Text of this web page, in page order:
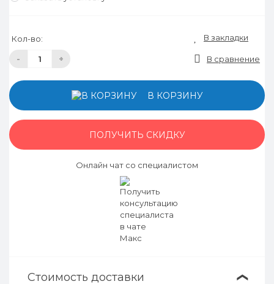
Кол-во:
- +
В закладки
В сравнение
В КОРЗИНУ
ПОЛУЧИТЬ СКИДКУ
Онлайн чат со специалистом
Стоимость доставки ❯